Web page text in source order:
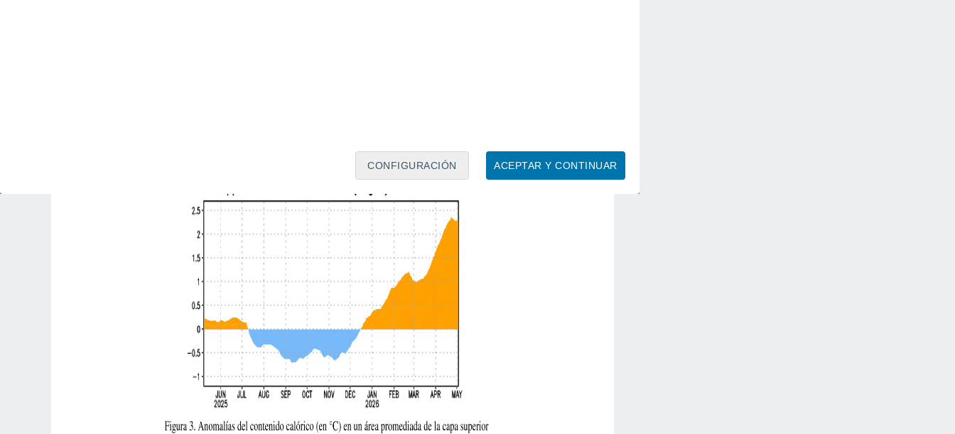
ACEPTAR Y CONTINUAR
CONFIGURACIÓN